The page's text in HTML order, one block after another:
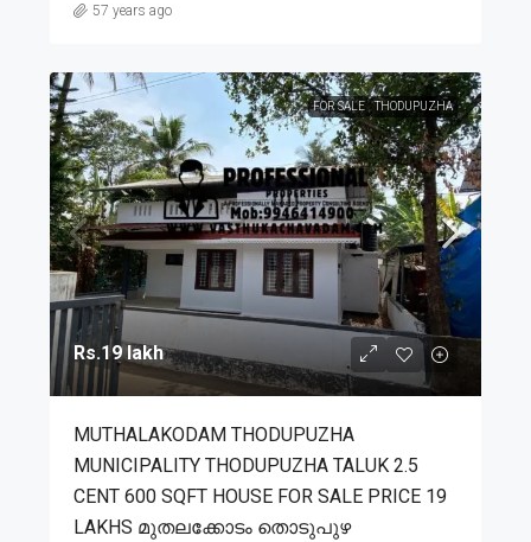
57 years ago
FOR SALE THODUPUZHA
Rs.19 lakh
MUTHALAKODAM THODUPUZHA
MUNICIPALITY THODUPUZHA TALUK 2.5
CENT 600 SQFT HOUSE FOR SALE PRICE 19
LAKHS മുതലക്കോടം തൊടുപുഴ